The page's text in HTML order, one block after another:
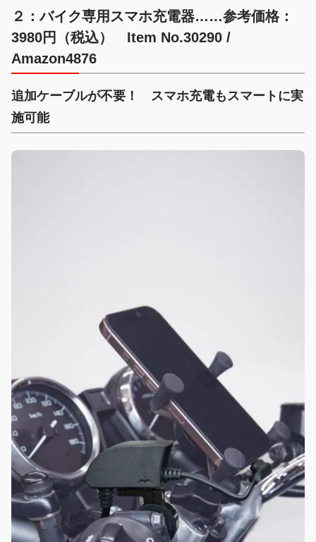
２：バイク専用スマホ充電器……参考価格：
3980円（税込） Item No.30290 /
Amazon4876
追加ケーブルが不要！ スマホ充電もスマートに実
施可能